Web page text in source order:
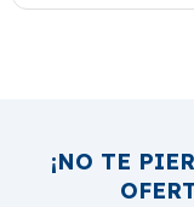
¡NO TE